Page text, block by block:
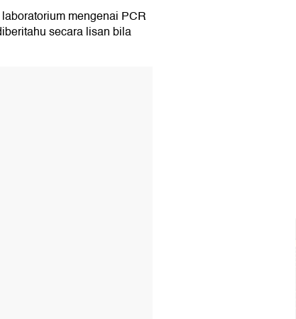
mengenai PCR
secara lisan bila